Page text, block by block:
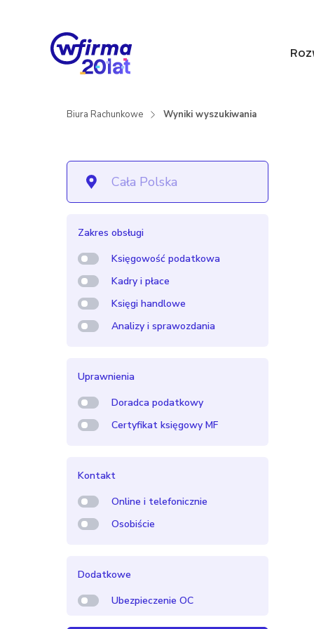
Biura Rachunkowe Wyniki wyszukiwania
Zakres obsługi
Księgowość podatkowa
Kadry i płace
Księgi handlowe
Analizy i sprawozdania
Uprawnienia
Doradca podatkowy
Certyfikat księgowy MF
Kontakt
Online i telefonicznie
Osobiście
Dodatkowe
Ubezpieczenie OC